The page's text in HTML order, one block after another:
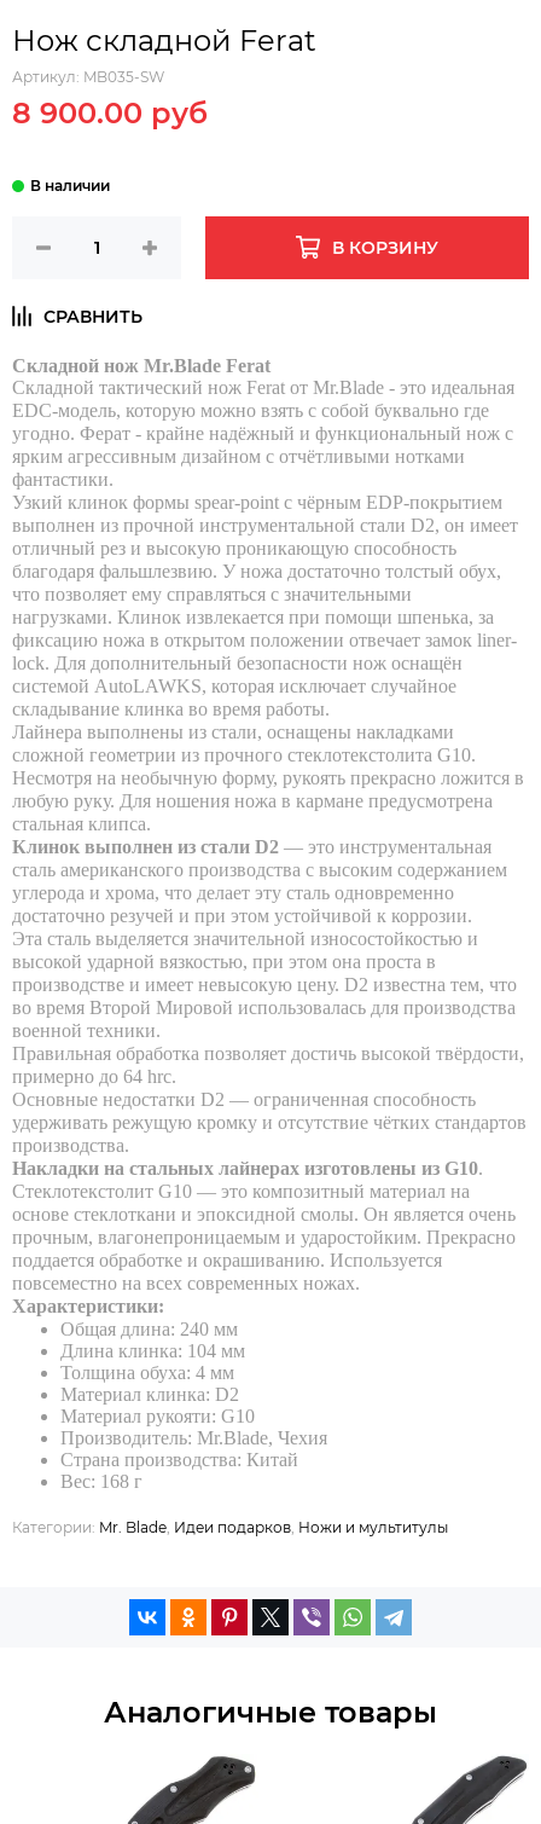
Нож складной Ferat
Артикул: MB035-SW
8 900.00 руб
В КОРЗИНУ
Складной нож Mr.Blade Ferat
Складной тактический нож Ferat от Mr.Blade - это идеальная
EDC-модель, которую можно взять с собой буквально где
угодно. Ферат - крайне надёжный и функциональный нож с
ярким агрессивным дизайном с отчётливыми нотками
фантастики.
Узкий клинок формы spear-point с чёрным EDP-покрытием
выполнен из прочной инструментальной стали D2, он имеет
отличный рез и высокую проникающую способность
благодаря фальшлезвию. У ножа достаточно толстый обух,
что позволяет ему справляться с значительными
нагрузками. Клинок извлекается при помощи шпенька, за
фиксацию ножа в открытом положении отвечает замок liner-
lock. Для дополнительный безопасности нож оснащён
системой AutoLAWKS, которая исключает случайное
складывание клинка во время работы.
Лайнера выполнены из стали, оснащены накладками
сложной геометрии из прочного стеклотекстолита G10.
Несмотря на необычную форму, рукоять прекрасно ложится в
любую руку. Для ношения ножа в кармане предусмотрена
стальная клипса.
Клинок выполнен из стали D2 — это инструментальная
сталь американского производства с высоким содержанием
углерода и хрома, что делает эту сталь одновременно
достаточно резучей и при этом устойчивой к коррозии.
Эта сталь выделяется значительной износостойкостью и
высокой ударной вязкостью, при этом она проста в
производстве и имеет невысокую цену. D2 известна тем, что
во время Второй Мировой использовалась для производства
военной техники.
Правильная обработка позволяет достичь высокой твёрдости,
примерно до 64 hrc.
Основные недостатки D2 — ограниченная способность
удерживать режущую кромку и отсутствие чётких стандартов
производства.
Накладки на стальных лайнерах изготовлены из G10.
Стеклотекстолит G10 — это композитный материал на
основе стеклоткани и эпоксидной смолы. Он является очень
прочным, влагонепроницаемым и ударостойким. Прекрасно
поддается обработке и окрашиванию. Используется
повсеместно на всех современных ножах.
Характеристики:
Общая длина: 240 мм
Длина клинка: 104 мм
Толщина обуха: 4 мм
Материал клинка: D2
Материал рукояти: G10
Производитель: Mr.Blade, Чехия
Страна производства: Китай
Вес: 168 г
Категории: Mr. Blade Идеи подарков Ножи и мультитулы
Аналогичные товары